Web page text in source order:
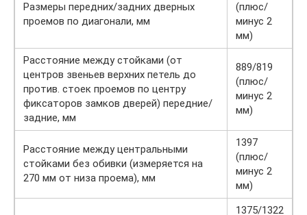
Размеры передних/задних дверных
проемов по диагонали, мм
(плюс/
минус 2
мм)
Расстояние между стойками (от
центров звеньев верхних петель до
против. стоек проемов по центру
фиксаторов замков дверей) передние/
задние, мм
889/819
(плюс/
минус 2
мм)
Расстояние между центральными
стойками без обивки (измеряется на
270 мм от низа проема), мм
1397
(плюс/
минус 2
мм)
1375/1322